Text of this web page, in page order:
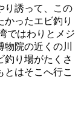
り誘って、この
かったエビ釣り
ではわりとメジ
院の近くの川
釣り場がたくさ
とはそこへ行こ